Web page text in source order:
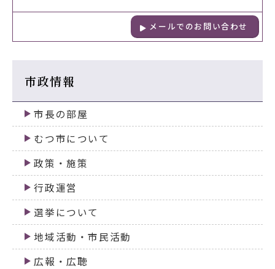
メールでのお問い合わせ
市政情報
市長の部屋
むつ市について
政策・施策
行政運営
選挙について
地域活動・市民活動
広報・広聴